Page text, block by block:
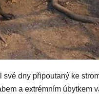
dny připoutaný ke
a extrémním úbytkem